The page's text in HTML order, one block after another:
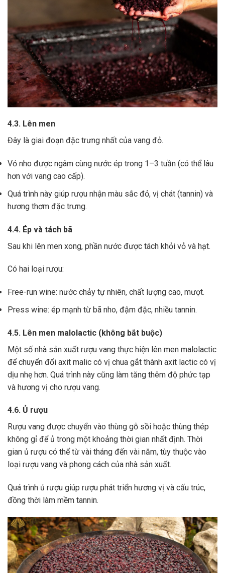
4.3. Lên men
Đây là giai đoạn đặc trưng nhất của vang đỏ.
Vỏ nho được ngâm cùng nước ép trong 1–3 tuần (có thể lâu
hơn với vang cao cấp).
Quá trình này giúp rượu nhận màu sắc đỏ, vị chát (tannin) và
hương thơm đặc trưng.
4.4. Ép và tách bã
Sau khi lên men xong, phần nước được tách khỏi vỏ và hạt.
Có hai loại rượu:
Free-run wine: nước chảy tự nhiên, chất lượng cao, mượt.
Press wine: ép mạnh từ bã nho, đậm đặc, nhiều tannin.
4.5. Lên men malolactic (không bắt buộc)
Một số nhà sản xuất rượu vang thực hiện lên men malolactic
để chuyển đổi axit malic có vị chua gắt thành axit lactic có vị
dịu nhẹ hơn. Quá trình này cũng làm tăng thêm độ phức tạp
và hương vị cho rượu vang.
4.6. Ủ rượu
Rượu vang được chuyển vào thùng gỗ sồi hoặc thùng thép
không gỉ để ủ trong một khoảng thời gian nhất định. Thời
gian ủ rượu có thể từ vài tháng đến vài năm, tùy thuộc vào
loại rượu vang và phong cách của nhà sản xuất.
Quá trình ủ rượu giúp rượu phát triển hương vị và cấu trúc,
đồng thời làm mềm tannin.